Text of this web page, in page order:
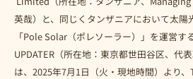
英哉）と、同じくタンザニアにおいて太陽
「Pole Solar（ポレソーラー）」を運営す
UPDATER（所在地：東京都世田谷区、代
は、2025年7月1日（火・現地時間）より